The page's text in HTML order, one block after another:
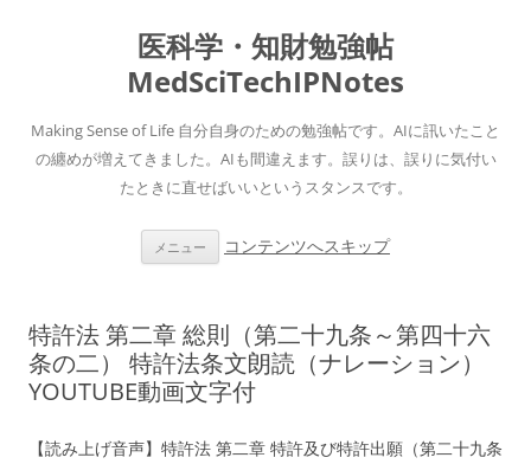
医科学・知財勉強帖
MedSciTechIPNotes
Making Sense of Life 自分自身のための勉強帖です。AIに訊いたこと
の纏めが増えてきました。AIも間違えます。誤りは、誤りに気付い
たときに直せばいいというスタンスです。
メニュー コンテンツへスキップ
特許法 第二章 総則（第二十九条～第四十六
条の二） 特許法条文朗読（ナレーション）
YOUTUBE動画文字付
【読み上げ音声】特許法 第二章 特許及び特許出願（第二十九条